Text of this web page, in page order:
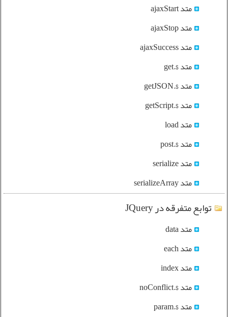
متد ajaxStart
متد ajaxStop
متد ajaxSuccess
متد $.get
متد $.getJSON
متد $.getScript
متد load
متد $.post
متد serialize
متد serializeArray
توابع متفرقه در JQuery
متد data
متد each
متد index
متد $.noConflict
متد $.param